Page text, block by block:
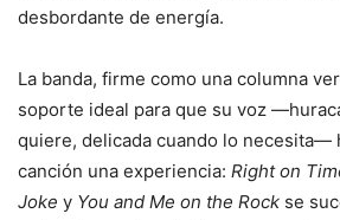
desbordante de energía.
La banda, firme como una columna
soporte ideal para que su voz
quiere, delicada cuando lo necesita—
canción una experiencia: Right on
Joke y You and Me on the Rock se